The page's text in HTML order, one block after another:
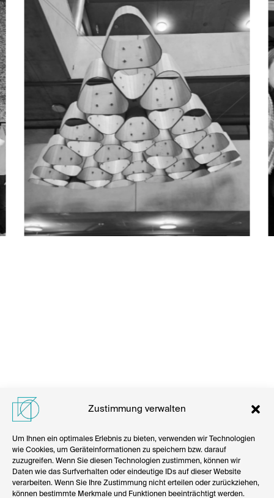
Zustimmung verwalten
Um Ihnen ein optimales Erlebnis zu bieten, verwenden wir Technologien
wie Cookies, um Geräteinformationen zu speichern bzw. darauf
zuzugreifen. Wenn Sie diesen Technologien zustimmen, können wir
Daten wie das Surfverhalten oder eindeutige IDs auf dieser Website
verarbeiten. Wenn Sie Ihre Zustimmung nicht erteilen oder zurückziehen,
können bestimmte Merkmale und Funktionen beeinträchtigt werden.